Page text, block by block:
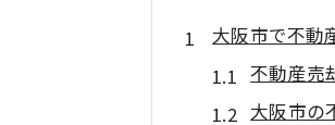
大阪市で不動
不動産売
大阪市の